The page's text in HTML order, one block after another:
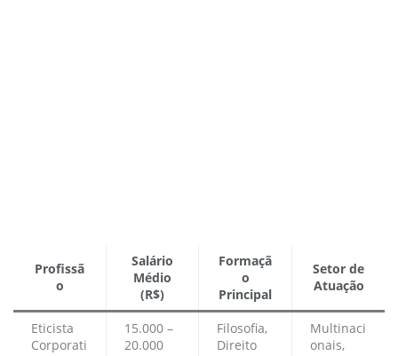
Profissã
o
Salário
Médio
(R$)
Formaçã
o
Principal
Setor de
Atuação
Eticista
Corporati
15.000 –
20.000
Filosofia,
Direito
Multinaci
onais,